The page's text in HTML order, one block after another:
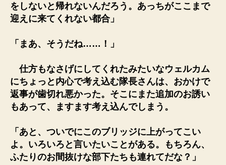
をしないと帰れないんだろう。あっちがここまで
迎えに来てくれない都合」
「まあ、そうだね……！」
仕方もなさげにしてくれたみたいなウェルカム
にちょっと内心で考え込む隊長さんは、おかけで
返事が歯切れ悪かった。そこにまた追加のお誘い
もあって、ますます考え込んでしまう。
「あと、ついでにこのブリッジに上がってこい
よ。いろいろと言いたいことがある。もちろん、
ふたりのお間抜けな部下たちも連れてだな？」